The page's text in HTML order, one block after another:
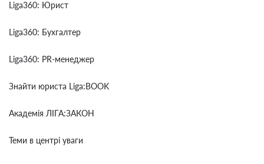
Liga360: Юрист
Liga360: Бухгалтер
Liga360: PR-менеджер
Знайти юриста Liga:BOOK
Академія ЛІГА:ЗАКОН
Теми в центрі уваги